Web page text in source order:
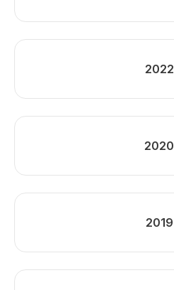
2022
2020
2019